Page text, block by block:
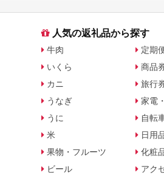
人気の返礼品から探す
牛肉
いくら
カニ
うなぎ
うに
米
果物・フルーツ
ビール
定期
商品
旅行
家電
自転
日用
化粧
アク